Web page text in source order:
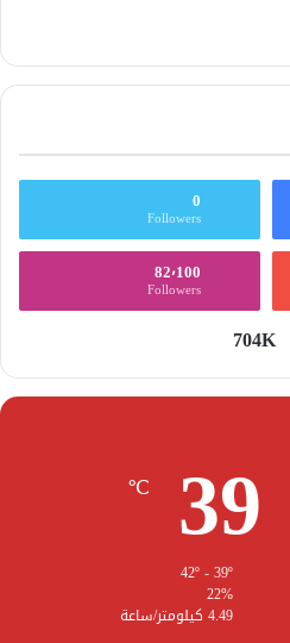
0
Followers
82٬100
Followers
704K
39
℃
22%
4.49 كيلومتر/ساعة